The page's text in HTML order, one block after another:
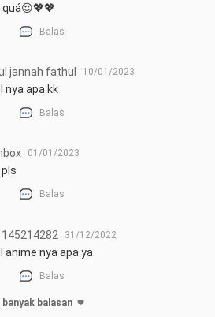
Balas
jannah fathul 10/01/2023
nya apa kk
Balas
01/01/2023
Balas
31/12/2022
anime nya apa ya
Balas
banyak balasan